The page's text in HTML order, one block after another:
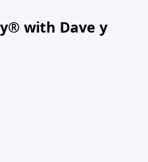
with Dave y